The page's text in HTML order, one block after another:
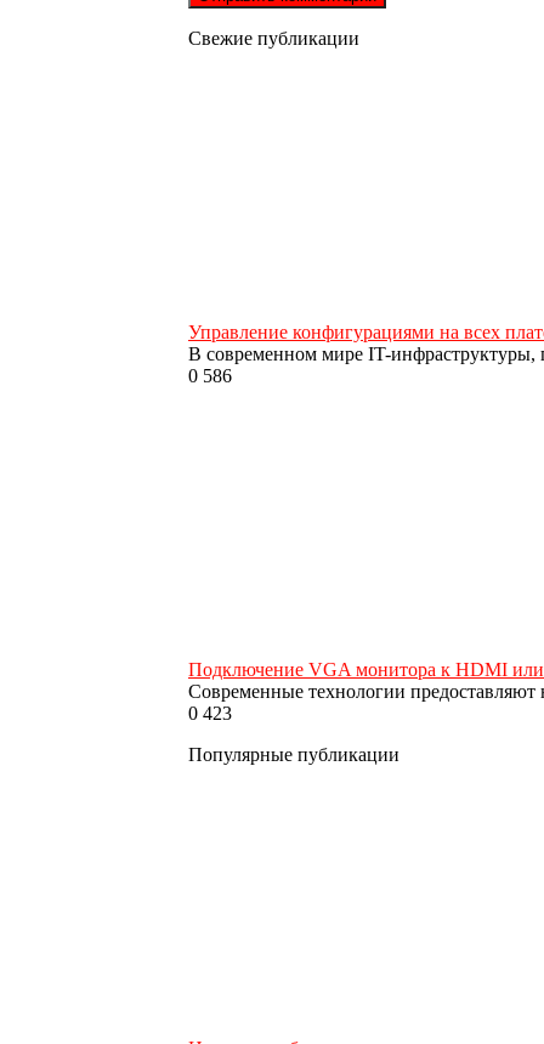
Свежие публикации
Управление конфигурациями на всех
В современном мире IT-инфраструктуры,
0 586
Подключение VGA монитора к HDMI
Современные технологии
0 423
Популярные публикации